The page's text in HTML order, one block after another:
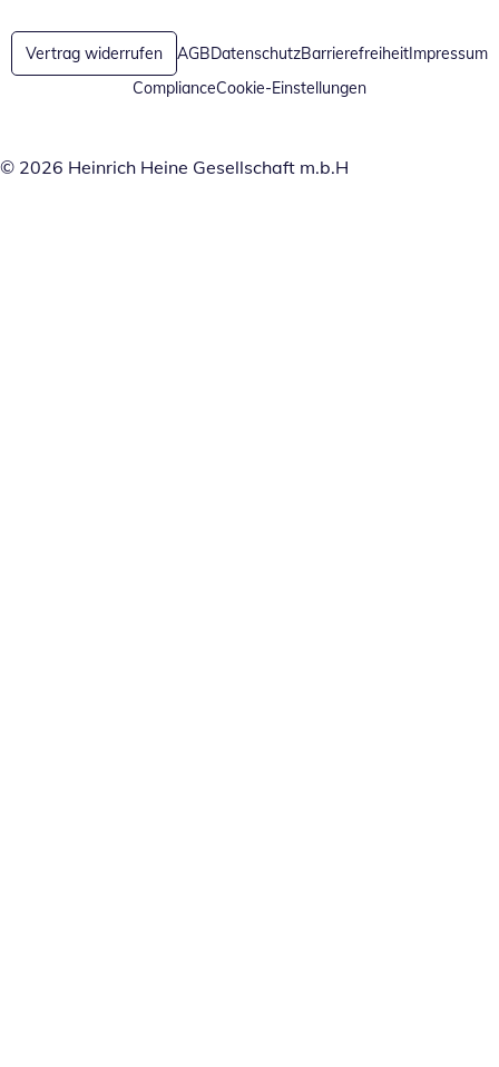
Vertrag widerrufen AGBDatenschutzBarrierefreiheitImpressum
ComplianceCookie-Einstellungen
© 2026 Heinrich Heine Gesellschaft m.b.H